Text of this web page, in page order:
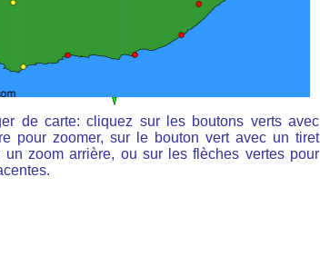
de carte: cliquez sur les boutons verts avec
pour zoomer, sur le bouton vert avec un tiret
un zoom arrière, ou sur les flèches vertes pour